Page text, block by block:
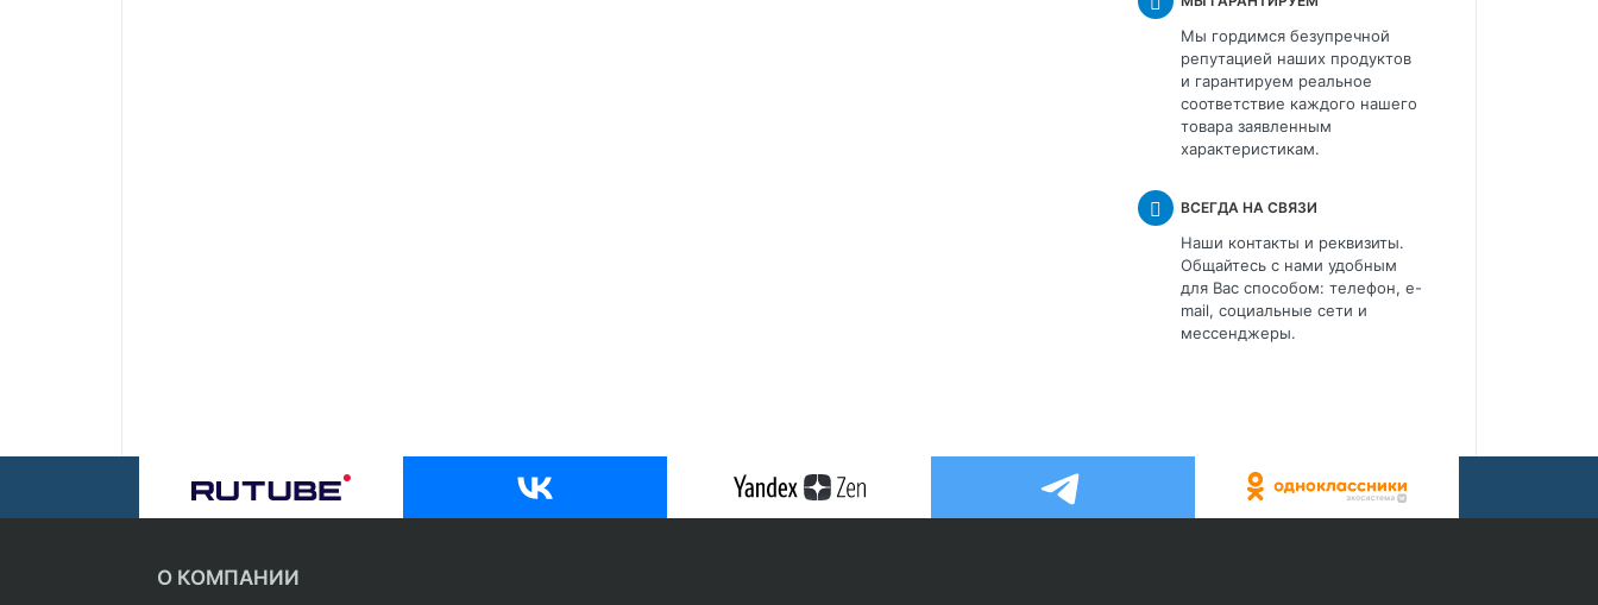
Мы гордимся безупречной
репутацией наших продуктов
и гарантируем реальное
соответствие каждого нашего
товара заявленным
характеристикам.
ВСЕГДА НА СВЯЗИ
Наши контакты и реквизиты.
Общайтесь с нами удобным
для Вас способом: телефон, e-
mail, социальные сети и
мессенджеры.
О КОМПАНИИ